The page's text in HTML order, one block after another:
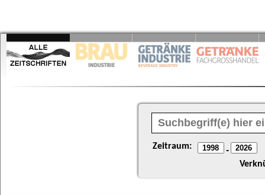
Zeitraum: -